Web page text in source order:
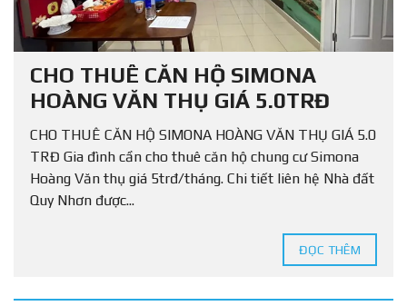
CHO THUÊ CĂN HỘ SIMONA
HOÀNG VĂN THỤ GIÁ 5.0TRĐ
CHO THUÊ CĂN HỘ SIMONA HOÀNG VĂN THỤ GIÁ 5.0
TRĐ Gia đình cần cho thuê căn hộ chung cư Simona
Hoàng Văn thụ giá 5trđ/tháng. Chi tiết liên hệ Nhà đất
Quy Nhơn được...
ĐỌC THÊM